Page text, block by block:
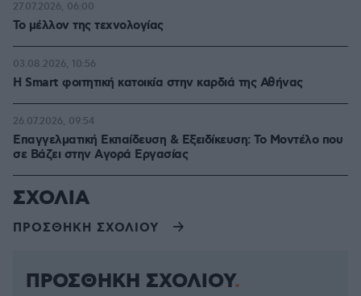
Το μέλλον της τεχνολογίας
27.07.2026, 06:00
Η Smart φοιτητική κατοικία στην καρδιά της Αθήνας
03.08.2026, 10:56
Επαγγελματική Εκπαίδευση & Εξειδίκευση: Το Mοντέλο που
σε Bάζει στην Aγορά Eργασίας
26.07.2026, 09:54
ΣΧΟΛΙΑ
ΠΡΟΣΘΗΚΗ ΣΧΟΛΙΟΥ
ΠΡΟΣΘΗΚΗ ΣΧΟΛΙΟΥ